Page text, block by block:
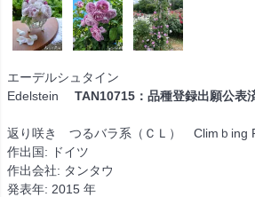
エーデルシュタイン
Edelstein TAN10715：品種登録出願公表
返り咲き つるバラ系（ＣＬ） Climｂing
作出国: ドイツ
作出会社: タンタウ
発表年: 2015 年